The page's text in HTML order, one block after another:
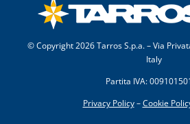
© Copyright2026 Tarros S.p.a. – Via
Italy
Partita IVA:
Privacy Policy–Cookie